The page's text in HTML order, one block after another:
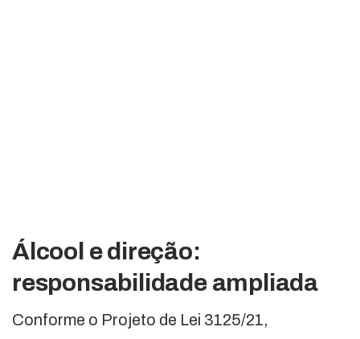
Álcool e direção:
responsabilidade ampliada
Conforme o Projeto de Lei 3125/21,